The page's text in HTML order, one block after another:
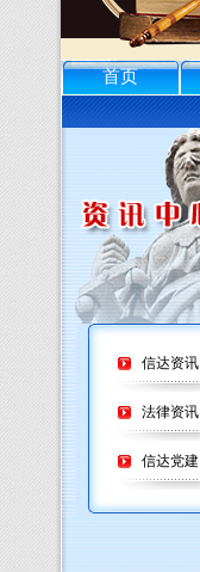
首页
信达资讯
法律资讯
信达党建